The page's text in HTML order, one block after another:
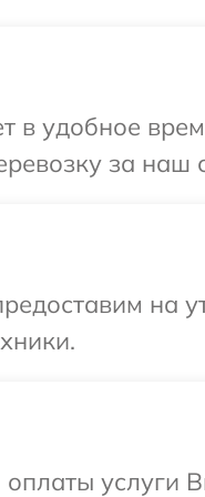
удобное
за наш
на